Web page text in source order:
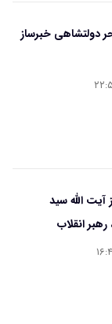
دولتشاهی خبرساز
الله سید
انقلاب